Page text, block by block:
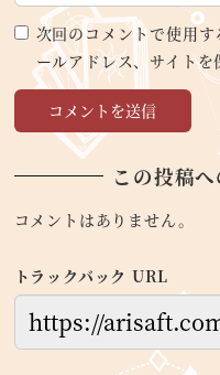
次回のコメントで使用
ールアドレス、サイトを
この投稿
コメントはありません。
トラックバック URL